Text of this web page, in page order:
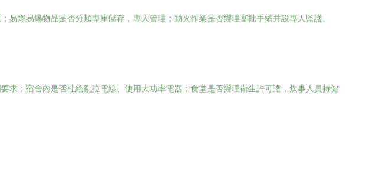
燃易爆物品是否分類專庫儲存，專人管理；動火作業是否辦理審批手續并設專人監護。
求；宿舍內是否杜絕亂拉電線、使用大功率電器；食堂是否辦理衛生許可證，炊事人員持健